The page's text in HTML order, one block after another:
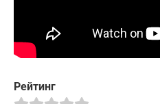
Рейтинг